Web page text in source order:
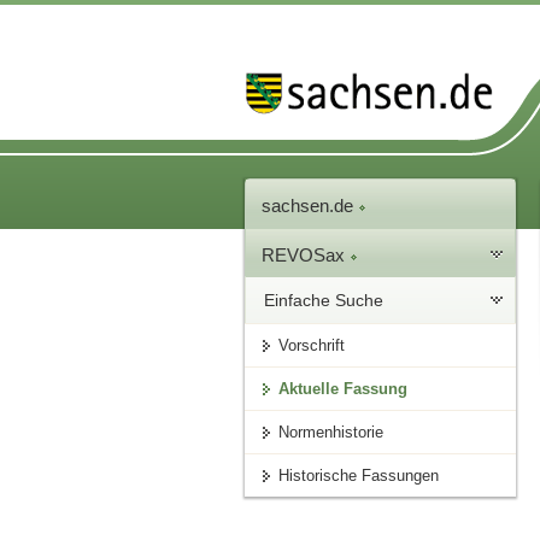
sachsen.de
REVOSax
Einfache Suche
Vorschrift
Aktuelle Fassung
Normenhistorie
Historische Fassungen